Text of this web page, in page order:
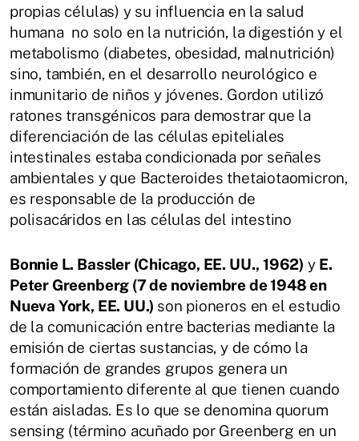
propias células) y su influencia en la salud
humana no solo en la nutrición, la digestión y el
metabolismo (diabetes, obesidad, malnutrición)
sino, también, en el desarrollo neurológico e
inmunitario de niños y jóvenes. Gordon utilizó
ratones transgénicos para demostrar que la
diferenciación de las células epiteliales
intestinales estaba condicionada por señales
ambientales y que Bacteroides thetaiotaomicron,
es responsable de la producción de
polisacáridos en las células del intestino
Bonnie L. Bassler (Chicago, EE. UU., 1962) y E.
Peter Greenberg (7 de noviembre de 1948 en
Nueva York, EE. UU.) son pioneros en el estudio
de la comunicación entre bacterias mediante la
emisión de ciertas sustancias, y de cómo la
formación de grandes grupos genera un
comportamiento diferente al que tienen cuando
están aisladas. Es lo que se denomina quorum
sensing (término acuñado por Greenberg en un